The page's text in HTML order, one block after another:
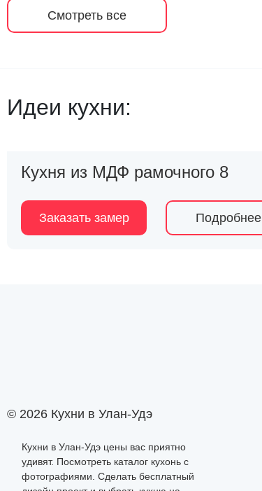
Смотреть все
Идеи кухни:
Кухня из МДФ рамочного 8
Заказать замер Подробнее
© 2026 Кухни в Улан-Удэ
Кухни в Улан-Удэ цены вас приятно
удивят. Посмотреть каталог кухонь с
фотографиями. Сделать бесплатный